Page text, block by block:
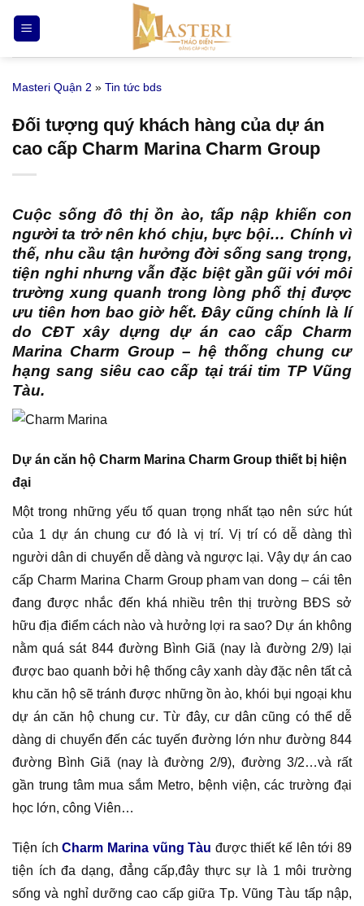
qua
nội
Masteri Quận 2 » Tin tức bds
Đối tượng quý khách hàng của dự án
cao cấp Charm Marina Charm Group
Cuộc sống đô thị ồn ào, tấp nập khiến con
người ta trở nên khó chịu, bực bội… Chính vì
thế, nhu cầu tận hưởng đời sống sang trọng,
tiện nghi nhưng vẫn đặc biệt gần gũi với môi
trường xung quanh trong lòng phố thị được
ưu tiên hơn bao giờ hết. Đây cũng chính là lí
do CĐT xây dựng dự án cao cấp Charm
Marina Charm Group – hệ thống chung cư
hạng sang siêu cao cấp tại trái tim TP Vũng
Tàu.
Dự án căn hộ Charm Marina Charm Group thiết bị hiện
đại
Một trong những yếu tố quan trọng nhất tạo nên sức hút
của 1 dự án chung cư đó là vị trí. Vị trí có dễ dàng thì
người dân di chuyển dễ dàng và ngược lại. Vậy dự án cao
cấp Charm Marina Charm Group pham van dong – cái tên
đang được nhắc đến khá nhiều trên thị trường BĐS sở
hữu địa điểm cách nào và hưởng lợi ra sao? Dự án không
nằm quá sát 844 đường Bình Giã (nay là đường 2/9) lại
được bao quanh bởi hệ thống cây xanh dày đặc nên tất cả
khu căn hộ sẽ tránh được những ồn ào, khói bụi ngoại khu
dự án căn hộ chung cư. Từ đây, cư dân cũng có thể dễ
dàng di chuyển đến các tuyến đường lớn như đường 844
đường Bình Giã (nay là đường 2/9), đường 3/2…và rất
gần trung tâm mua sắm Metro, bệnh viện, các trường đại
học lớn, công Viên…
Tiện íchCharm Marina vũng Tàu được thiết kế lên tới 89
tiện ích đa dạng, đẳng cấp,đây thực sự là 1 môi trường
sống và nghỉ dưỡng cao cấp giữa Tp. Vũng Tàu tấp nập,